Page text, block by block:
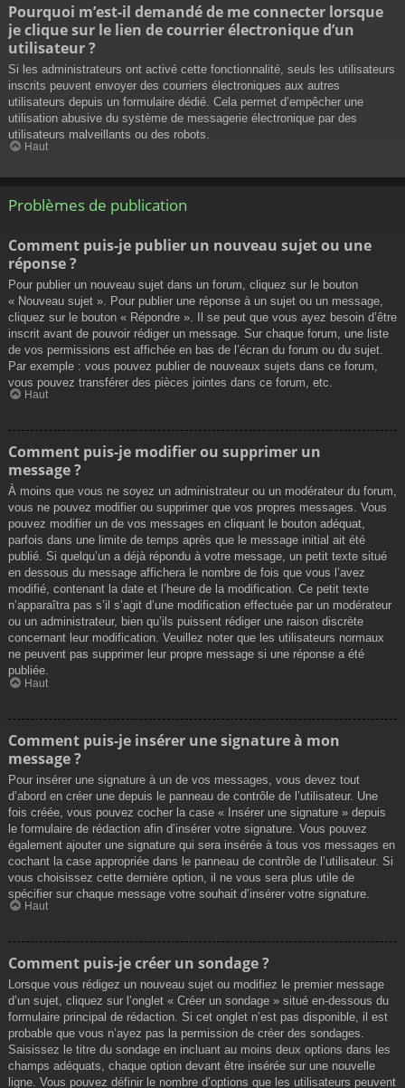
Pourquoi m’est-il demandé de me connecter lorsque
je clique sur le lien de courrier électronique d’un
utilisateur ?
Si les administrateurs ont activé cette fonctionnalité, seuls les utilisateurs
inscrits peuvent envoyer des courriers électroniques aux autres
utilisateurs depuis un formulaire dédié. Cela permet d’empêcher une
utilisation abusive du système de messagerie électronique par des
utilisateurs malveillants ou des robots.
Haut
Problèmes de publication
Comment puis-je publier un nouveau sujet ou une
réponse ?
Pour publier un nouveau sujet dans un forum, cliquez sur le bouton
« Nouveau sujet ». Pour publier une réponse à un sujet ou un message,
cliquez sur le bouton « Répondre ». Il se peut que vous ayez besoin d’être
inscrit avant de pouvoir rédiger un message. Sur chaque forum, une liste
de vos permissions est affichée en bas de l’écran du forum ou du sujet.
Par exemple : vous pouvez publier de nouveaux sujets dans ce forum,
vous pouvez transférer des pièces jointes dans ce forum, etc.
Haut
Comment puis-je modifier ou supprimer un
message ?
À moins que vous ne soyez un administrateur ou un modérateur du forum,
vous ne pouvez modifier ou supprimer que vos propres messages. Vous
pouvez modifier un de vos messages en cliquant le bouton adéquat,
parfois dans une limite de temps après que le message initial ait été
publié. Si quelqu’un a déjà répondu à votre message, un petit texte situé
en dessous du message affichera le nombre de fois que vous l’avez
modifié, contenant la date et l’heure de la modification. Ce petit texte
n’apparaîtra pas s’il s’agit d’une modification effectuée par un modérateur
ou un administrateur, bien qu’ils puissent rédiger une raison discrète
concernant leur modification. Veuillez noter que les utilisateurs normaux
ne peuvent pas supprimer leur propre message si une réponse a été
publiée.
Haut
Comment puis-je insérer une signature à mon
message ?
Pour insérer une signature à un de vos messages, vous devez tout
d’abord en créer une depuis le panneau de contrôle de l’utilisateur. Une
fois créée, vous pouvez cocher la case « Insérer une signature » depuis
le formulaire de rédaction afin d’insérer votre signature. Vous pouvez
également ajouter une signature qui sera insérée à tous vos messages en
cochant la case appropriée dans le panneau de contrôle de l’utilisateur. Si
vous choisissez cette dernière option, il ne vous sera plus utile de
spécifier sur chaque message votre souhait d’insérer votre signature.
Haut
Comment puis-je créer un sondage ?
Lorsque vous rédigez un nouveau sujet ou modifiez le premier message
d’un sujet, cliquez sur l’onglet « Créer un sondage » situé en-dessous du
formulaire principal de rédaction. Si cet onglet n’est pas disponible, il est
probable que vous n’ayez pas la permission de créer des sondages.
Saisissez le titre du sondage en incluant au moins deux options dans les
champs adéquats, chaque option devant être insérée sur une nouvelle
ligne. Vous pouvez définir le nombre d’options que les utilisateurs peuvent